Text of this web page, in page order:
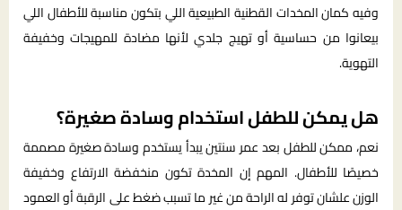
وفيه كمان المخدات القطنية الطبيعية اللي بتكون مناسبة للأطفال اللي
بيعانوا من حساسية أو تهيج جلدي لأنها مضادة للمهيجات وخفيفة
التهوية.
هل يمكن للطفل استخدام وسادة صغيرة؟
نعم، ممكن للطفل بعد عمر سنتين يبدأ يستخدم وسادة صغيرة مصممة
خصيصًا للأطفال. المهم إن المخدة تكون منخفضة الارتفاع وخفيفة
الوزن علشان توفر له الراحة من غير ما تسبب ضغط على الرقبة أو العمود